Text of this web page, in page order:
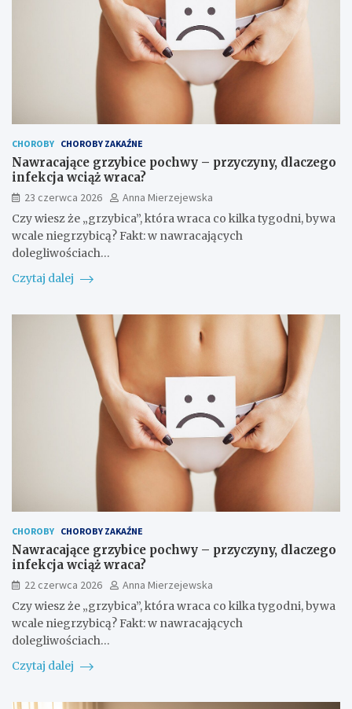
CHOROBY CHOROBY ZAKAŹNE
Nawracające grzybice pochwy – przyczyny, dlaczego
infekcja wciąż wraca?
23 czerwca 2026
Anna Mierzejewska
Czy wiesz że „grzybica”, która wraca co kilka tygodni, bywa
wcale niegrzybicą? Fakt: w nawracających
dolegliwościach…
Czytaj dalej
CHOROBY CHOROBY ZAKAŹNE
Nawracające grzybice pochwy – przyczyny, dlaczego
infekcja wciąż wraca?
22 czerwca 2026
Anna Mierzejewska
Czy wiesz że „grzybica”, która wraca co kilka tygodni, bywa
wcale niegrzybicą? Fakt: w nawracających
dolegliwościach…
Czytaj dalej